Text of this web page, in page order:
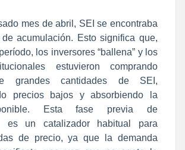
mes de abril, SEI se encontraba
acumulación. Esto significa que,
los inversores “ballena” y los
estuvieron comprando
grandes cantidades de SEI,
precios bajos y absorbiendo la
Esta fase previa de
es un catalizador habitual para
de precio, ya que la demanda